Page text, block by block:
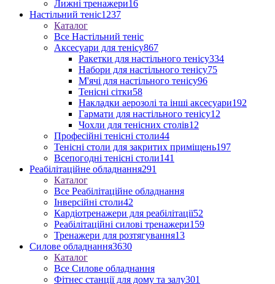
Лижні тренажери16
Настільний теніс1237
Каталог
Все Настільний теніс
Аксесуари для тенісу867
Ракетки для настільного тенісу334
Набори для настільного тенісу75
М'ячі для настільного тенісу96
Тенісні сітки58
Накладки аерозолі та інші аксесуари192
Гармати для настільного тенісу12
Чохли для тенісних столів12
Професійні тенісні столи44
Тенісні столи для закритих приміщень197
Всепогодні тенісні столи141
Реабілітаційне обладнання291
Каталог
Все Реабілітаційне обладнання
Інверсійні столи42
Кардіотренажери для реабілітації52
Реабілітаційні силові тренажери159
Тренажери для розтягування13
Силове обладнання3630
Каталог
Все Силове обладнання
Фітнес станції для дому та залу301